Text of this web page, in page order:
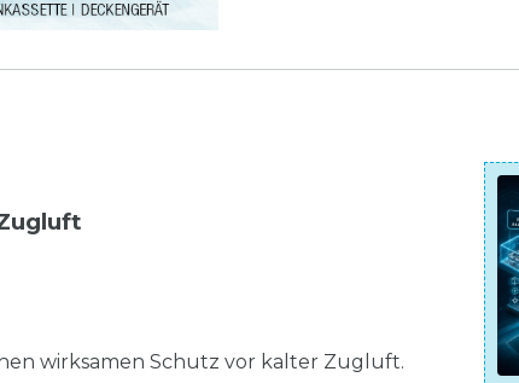
wirksamen Schutz vor kalter Zugluft.